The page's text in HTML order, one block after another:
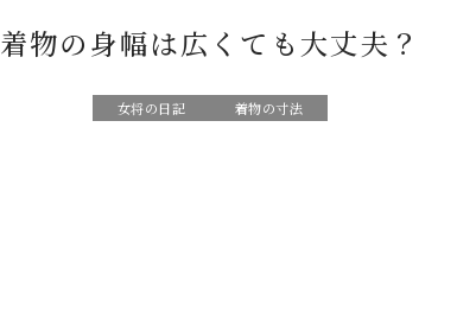
着物の身幅は広くても大丈夫？
女将の日記 着物の寸法